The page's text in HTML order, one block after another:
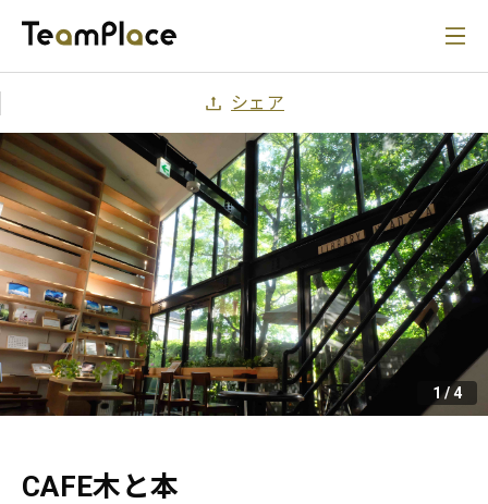
シェア
1/4
CAFE木と本